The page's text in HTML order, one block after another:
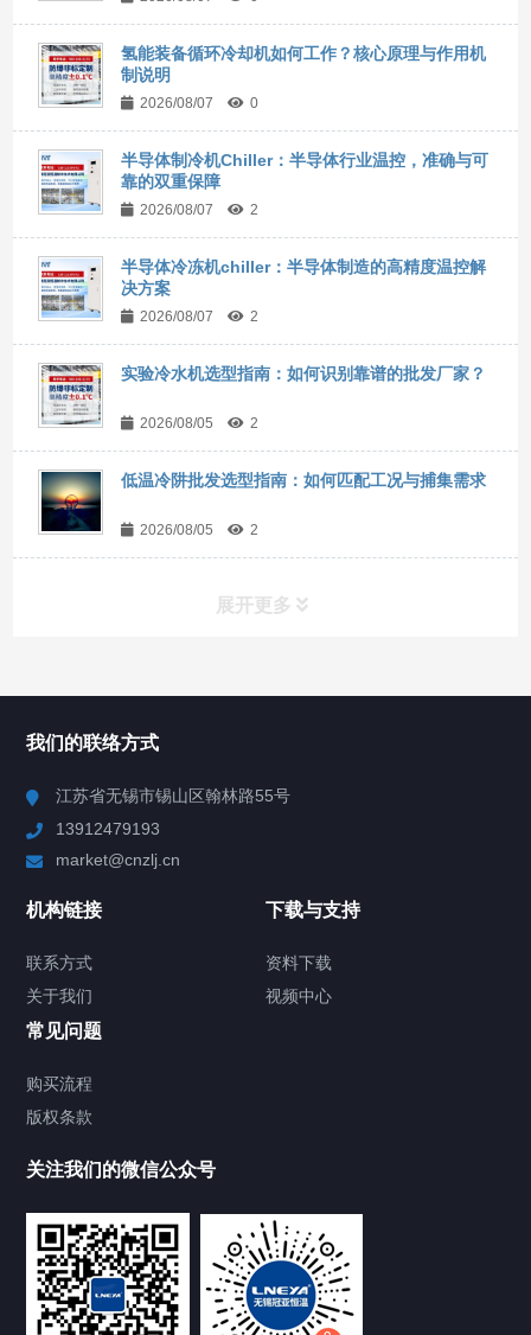
氢能装备循环冷却机如何工作？核心原理与作用机
制说明
2026/08/07 0
半导体制冷机Chiller：半导体行业温控，准确与可
靠的双重保障
2026/08/07 2
半导体冷冻机chiller：半导体制造的高精度温控解
决方案
2026/08/07 2
实验冷水机选型指南：如何识别靠谱的批发厂家？
2026/08/05 2
低温冷阱批发选型指南：如何匹配工况与捕集需求
2026/08/05 2
展开更多
Chiller高精度制冷循环器
TCU温度控制单元
Chiller气体控温系统
Chamber试验箱
FREEZER低温箱
我们的联络方式
江苏省无锡市锡山区翰林路55号
13912479193
market@cnzlj.cn
机构链接
联系方式
关于我们
下载与支持
资料下载
视频中心
常见问题
购买流程
版权条款
关注我们的微信公众号